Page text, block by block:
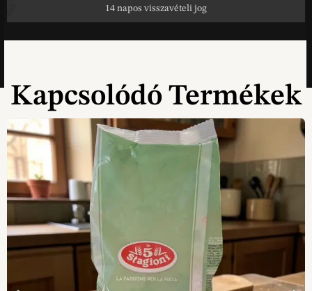
14 napos visszavételi jog
Kapcsolódó Termékek